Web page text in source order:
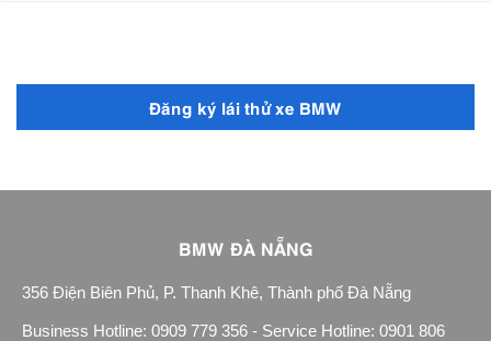
Đăng ký lái thử xe BMW
BMW ĐÀ NẴNG
356 Điện Biên Phủ, P. Thanh Khê, Thành phố Đà Nẵng
Business Hotline: 0909 779 356 - Service Hotline: 0901 806